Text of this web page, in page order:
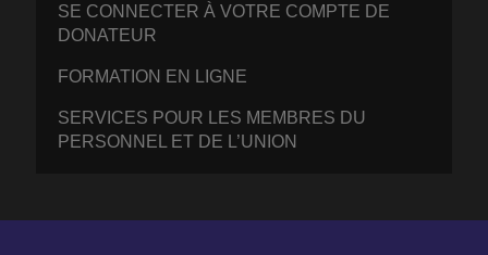
SE CONNECTER À VOTRE COMPTE DE
DONATEUR
FORMATION EN LIGNE
SERVICES POUR LES MEMBRES DU
PERSONNEL ET DE L’UNION